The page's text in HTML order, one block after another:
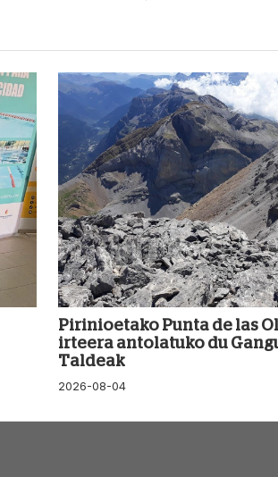
Pirinioetako Punta de las
irteera antolatuko du
Taldeak
2026-08-04